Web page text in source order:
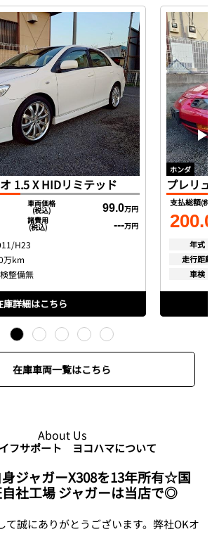
1.5 X HIDリミテッド
車両価格
(税込) 99.0万円
諸費用
(税込) ---万円
H23
万km
整備無
庫詳細はこちら
ホンダ
プレリュ
支払総額(税込)
200.0
年式
走行距離
車検
在庫車両一覧はこちら
About Us
フサポート ヨコハマについて
ジャガーX308を13年所有☆国
社工場 ジャガーは当店で◎
て誠にありがとうございます。弊社OKオ